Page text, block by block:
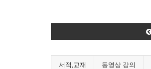
서적,교재 동영상 강의